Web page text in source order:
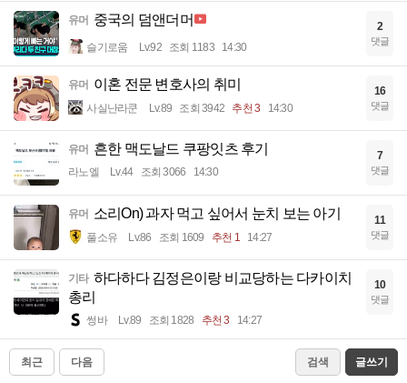
유머 중국의 덤앤더머
슬기로움 Lv.92 조회 1183 14:30
2
댓글
유머 이혼 전문 변호사의 취미
사실난라쿤 Lv.89 조회 3942 추천 3 14:30
16
댓글
유머 흔한 맥도날드 쿠팡잇츠 후기
라노엘 Lv.44 조회 3066 14:30
7
댓글
유머 소리On) 과자 먹고 싶어서 눈치 보는 아기
풀소유 Lv.86 조회 1609 추천 1 14:27
11
댓글
기타 하다하다 김정은이랑 비교당하는 다카이치
총리
썽바 Lv.89 조회 1828 추천 3 14:27
10
댓글
최근 다음 검색 글쓰기